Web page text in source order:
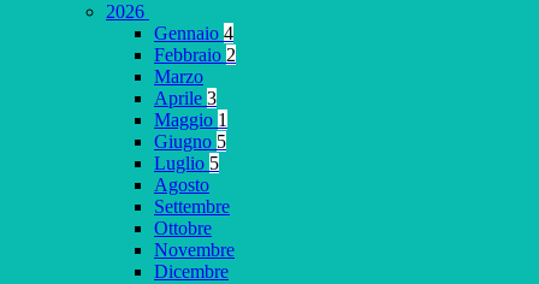
2026
Gennaio 4
Febbraio 2
Marzo
Aprile 3
Maggio 1
Giugno 5
Luglio 5
Agosto
Settembre
Ottobre
Novembre
Dicembre